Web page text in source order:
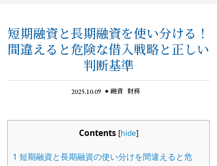
短期融資と長期融資を使い分ける！
間違えると危険な借入戦略と正しい
判断基準
2025.10.09 融資 財務
Contents [hide]
1 短期融資と長期融資の使い分けを間違えると危